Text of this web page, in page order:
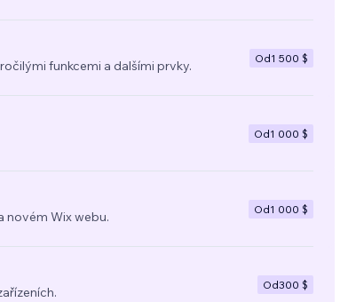
funkcemi a dalšími prvky.
Od1 500 $
Od1 000 $
novém Wix webu.
Od1 000 $
Od300 $